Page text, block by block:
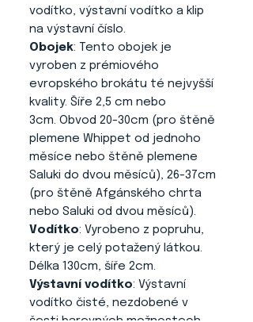
vodítko, výstavní vodítko a klip
na výstavní číslo.
Obojek: Tento obojek je
vyroben z prémiového
evropského brokátu té nejvyšší
kvality. Šíře 2,5 cm nebo
3cm. Obvod 20-30cm (pro štěně
plemene Whippet od jednoho
měsíce nebo štěně plemene
Saluki do dvou měsíců), 26-37cm
(pro štěně Afgánského chrta
nebo Saluki od dvou měsíců).
Vodítko: Vyrobeno z popruhu,
který je celý potažený látkou.
Délka 130cm, šíře 2cm.
Výstavní vodítko: Výstavní
vodítko čisté, nezdobené v